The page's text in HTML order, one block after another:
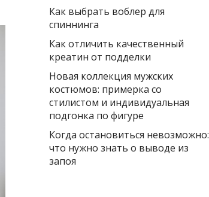
Как выбрать воблер для
спиннинга
Как отличить качественный
креатин от подделки
Новая коллекция мужских
костюмов: примерка со
стилистом и индивидуальная
подгонка по фигуре
Когда остановиться невозможно:
что нужно знать о выводе из
запоя